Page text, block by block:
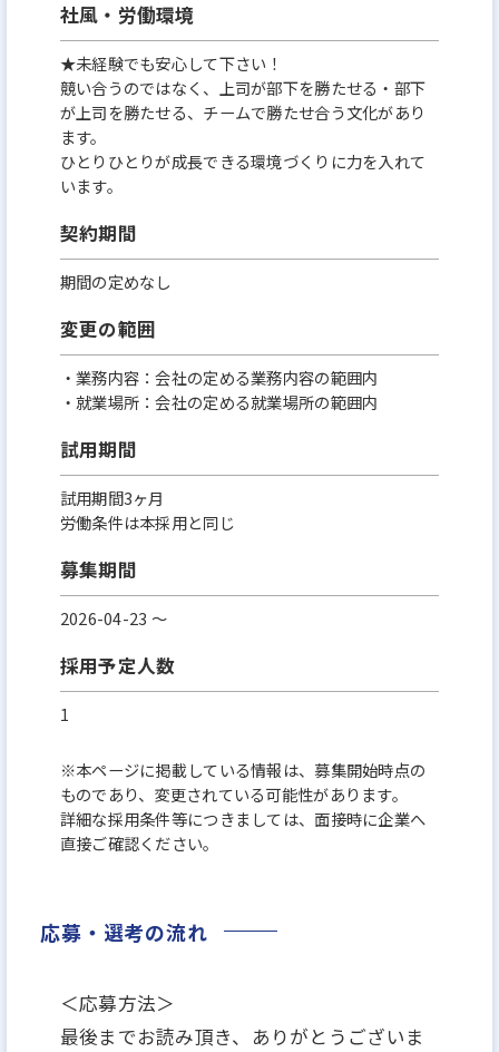
社風・労働環境
★未経験でも安心して下さい！
競い合うのではなく、上司が部下を勝たせる・部下
が上司を勝たせる、チームで勝たせ合う文化があり
ます。
ひとりひとりが成長できる環境づくりに力を入れて
います。
契約期間
期間の定めなし
変更の範囲
・業務内容：会社の定める業務内容の範囲内
・就業場所：会社の定める就業場所の範囲内
試用期間
試用期間3ヶ月
労働条件は本採用と同じ
募集期間
2026-04-23 〜
採用予定人数
1
※本ページに掲載している情報は、募集開始時点の
ものであり、変更されている可能性があります。
詳細な採用条件等につきましては、面接時に企業へ
直接ご確認ください。
応募・選考の流れ
＜応募方法＞
最後までお読み頂き、ありがとうございま